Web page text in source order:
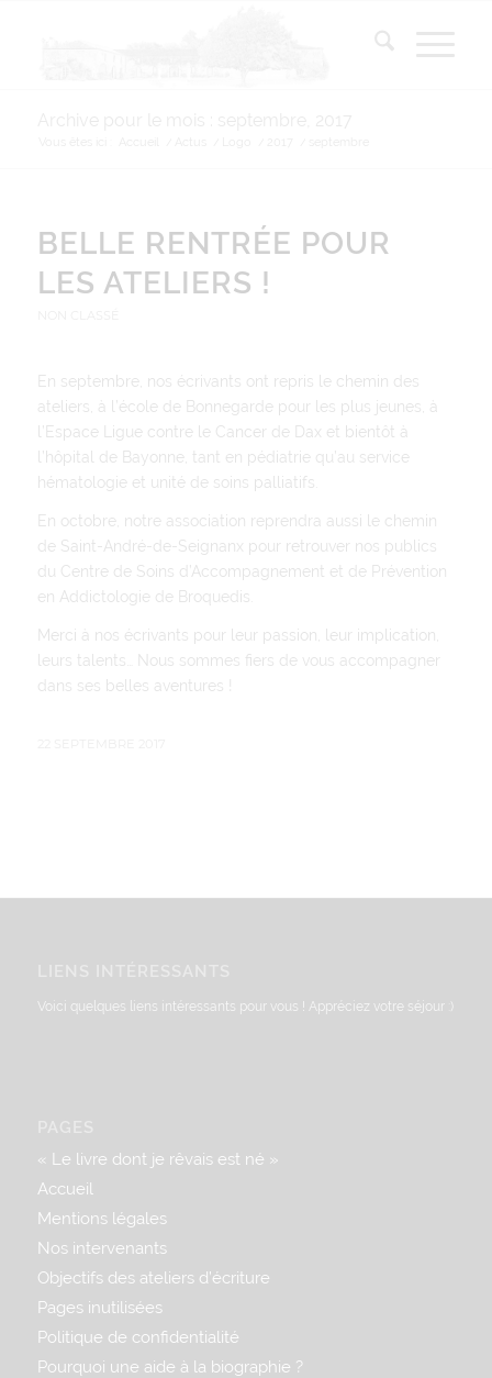
BELLE RENTRÉE POUR
LES ATELIERS !
En septembre, nos écrivants ont repris le chemin des
ateliers, à l’école de Bonnegarde pour les plus jeunes, à
l’Espace Ligue contre le Cancer de Dax et bientôt à
l’hôpital de Bayonne, tant en pédiatrie qu’au service
hématologie et unité de soins palliatifs.
En octobre, notre association reprendra aussi le chemin
de Saint-André-de-Seignanx pour retrouver nos publics
du Centre de Soins d’Accompagnement et de Prévention
en Addictologie de Broquedis.
Merci à nos écrivants pour leur passion, leur implication,
leurs talents… Nous sommes fiers de vous accompagner
dans ses belles aventures !
Voici quelques liens intéressants pour vous ! Appréciez votre séjour :)
« Le livre dont je rêvais est né »
Accueil
Mentions légales
Nos intervenants
Objectifs des ateliers d’écriture
Pages inutilisées
Politique de confidentialité
Pourquoi une aide à la biographie ?